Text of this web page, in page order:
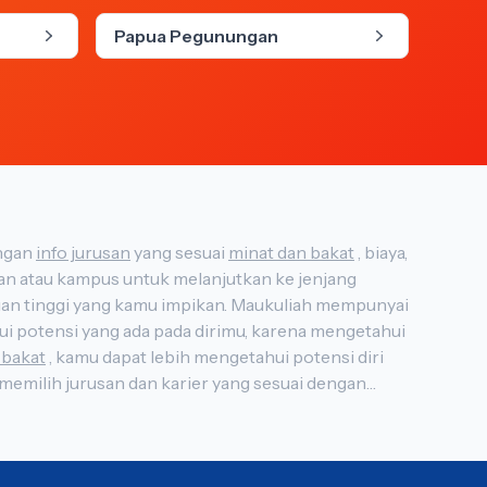
Papua Pegunungan
lengkap dengan info jurusan yang sesuai minat dan bakat